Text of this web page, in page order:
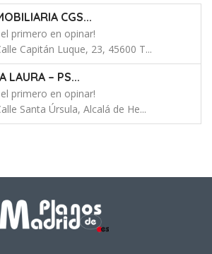
CGS...
el primero en opinar!
Capitán Luque, 23, 45600 T...
LAURA – PS...
el primero en opinar!
Santa Úrsula, Alcalá de He...